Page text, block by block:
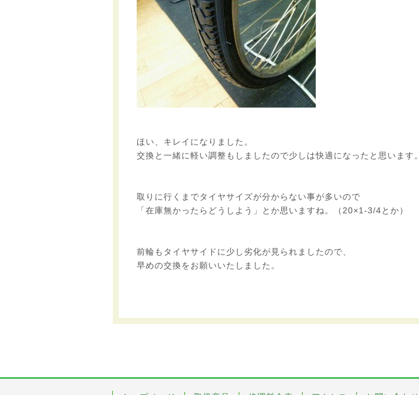
ほい、キレイになりました。
交換と一緒に軽い調整もしましたので少しは快適になったと思います。
取りに行くまでタイヤサイズが分からない事が多いので
「在庫無かったらどうしよう」とか思いますね。（20×1-3/4とか）
前輪もタイヤサイドに少し劣化が見られましたので、
早めの交換をお願いいたしました。